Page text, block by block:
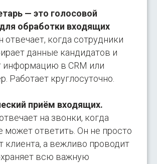
— это голосовой
обработки входящих
отвечает, когда сотрудники
данные кандидатов и
информацию в CRM или
Работает круглосуточно.
приём входящих.
на звонки, когда
может ответить. Он не просто
клиента, а вежливо проводит
всю важную